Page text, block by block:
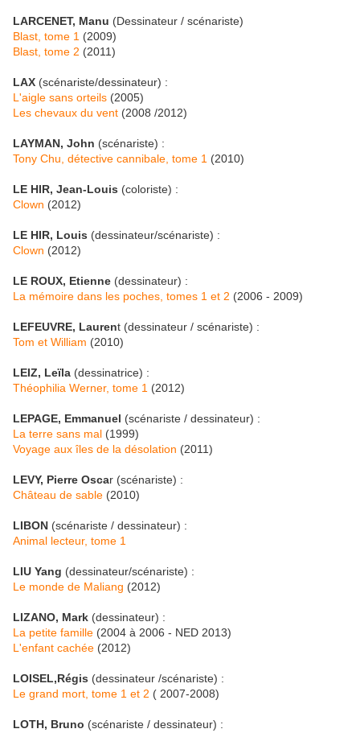
LARCENET, Manu (Dessinateur / scénariste)
Blast, tome 1 (2009)
Blast, tome 2 (2011)
LAX (scénariste/dessinateur) :
L'aigle sans orteils (2005)
Les chevaux du vent (2008 /2012)
LAYMAN, John (scénariste) :
Tony Chu, détective cannibale, tome 1 (2010)
LE HIR, Jean-Louis (coloriste) :
Clown (2012)
LE HIR, Louis (dessinateur/scénariste) :
Clown (2012)
LE ROUX, Etienne (dessinateur) :
La mémoire dans les poches, tomes 1 et 2 (2006 - 2009)
LEFEUVRE, Laurent (dessinateur / scénariste) :
Tom et William (2010)
LEIZ, Leïla (dessinatrice) :
Théophilia Werner, tome 1 (2012)
LEPAGE, Emmanuel (scénariste / dessinateur) :
La terre sans mal (1999)
Voyage aux îles de la désolation (2011)
LEVY, Pierre Oscar (scénariste) :
Château de sable (2010)
LIBON (scénariste / dessinateur) :
Animal lecteur, tome 1
LIU Yang (dessinateur/scénariste) :
Le monde de Maliang (2012)
LIZANO, Mark (dessinateur) :
La petite famille (2004 à 2006 - NED 2013)
L'enfant cachée (2012)
LOISEL,Régis (dessinateur /scénariste) :
Le grand mort, tome 1 et 2 ( 2007-2008)
LOTH, Bruno (scénariste / dessinateur) :